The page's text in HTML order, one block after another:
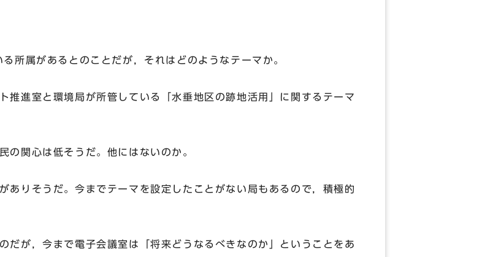
所属があるとのことだが，それはどのようなテーマか。
進室と環境局が所管している「水垂地区の跡地活用」に関するテーマ
関心は低そうだ。他にはないのか。
りそうだ。今までテーマを設定したことがない局もあるので，積極的
が，今まで電子会議室は「将来どうなるべきなのか」ということをあ